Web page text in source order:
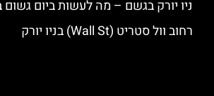
ניו יורק בגשם – מה לעשות ביום גשום
רחוב וול סטריט (Wall St) בניו יורק